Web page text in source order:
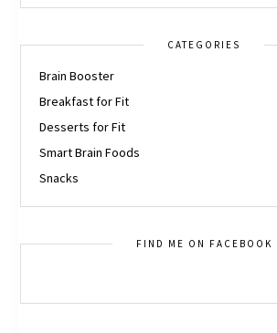
CATEGORIES
Brain Booster
Breakfast for Fit
Desserts for Fit
Smart Brain Foods
Snacks
FIND ME ON FACEBOOK